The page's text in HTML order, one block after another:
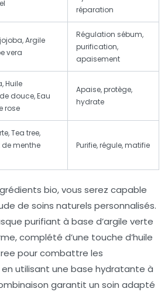
réparation
Argile
vera
Régulation sébum,
purification,
apaisement
Huile
douce, Eau
rose
Apaise, protège,
hydrate
Tea tree,
menthe
Purifie, régule, matifie
bio, vous serez capable
de soins naturels personnalisés.
purifiant à base d’argile verte
complété d’une touche d’huile
pour combattre les
utilisant une base hydratante à
garantit un soin adapté